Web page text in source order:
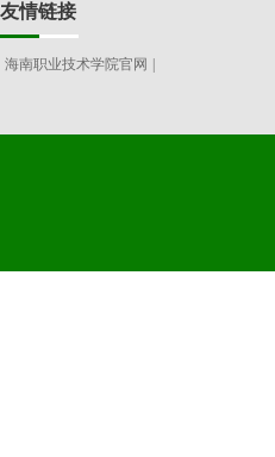
友情链接
海南职业技术学院官网